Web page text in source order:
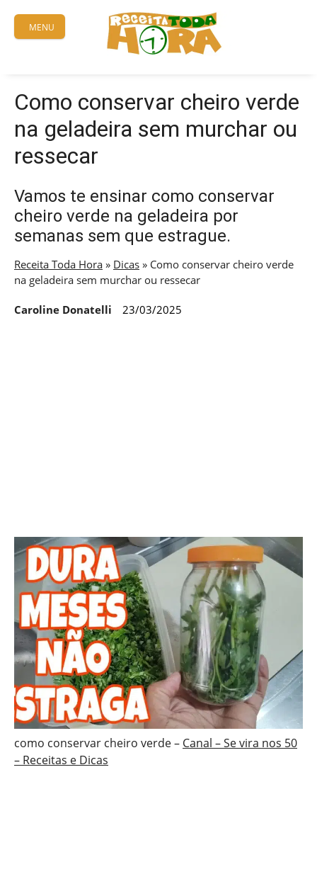
content
MENU
Como conservar cheiro verde
na geladeira sem murchar ou
ressecar
Vamos te ensinar como conservar
cheiro verde na geladeira por
semanas sem que estrague.
Receita Toda Hora » Dicas » Como conservar cheiro verde
na geladeira sem murchar ou ressecar
Caroline Donatelli 23/03/2025
como conservar cheiro verde – Canal – Se vira nos 50
– Receitas e Dicas